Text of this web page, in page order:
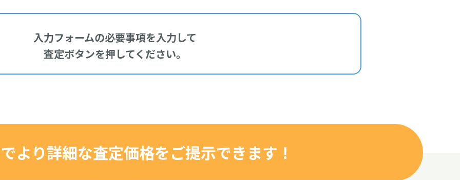
より詳細な査定価格をご提示できます！